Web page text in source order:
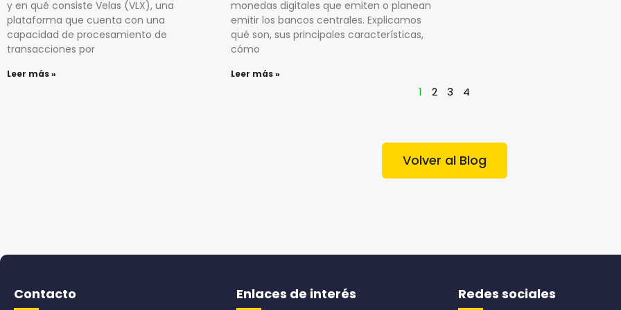
y en qué consiste Velas (VLX), una
plataforma que cuenta con una
capacidad de procesamiento de
transacciones por
Leer más »
monedas digitales que emiten o planean
emitir los bancos centrales. Explicamos
qué son, sus principales características,
cómo
Leer más »
1 2 3 4
Volver al Blog
Contacto Enlaces de interés Redes sociales